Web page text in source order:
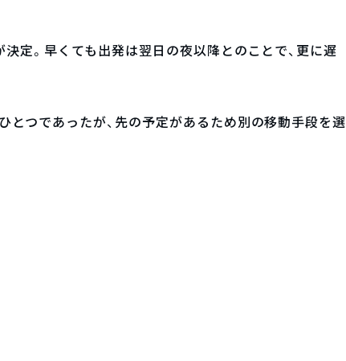
定。早くても出発は翌日の夜以降とのことで、更に遅
とつであったが、先の予定があるため別の移動手段を選